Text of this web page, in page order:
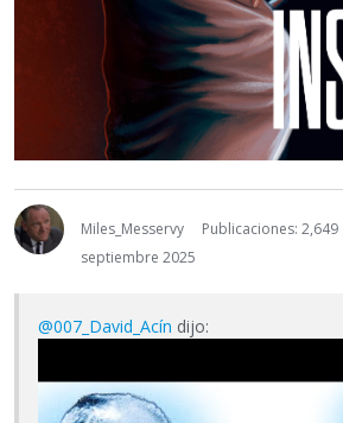
Miles_Messervy
Publicaciones: 2,649
septiembre 2025
@007_David_Acín dijo: